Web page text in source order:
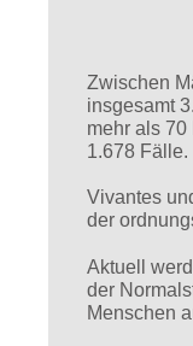
Zwischen
insgesamt
mehr als
1.678 Fälle.
Vivantes
der
Aktuell
der
Menschen